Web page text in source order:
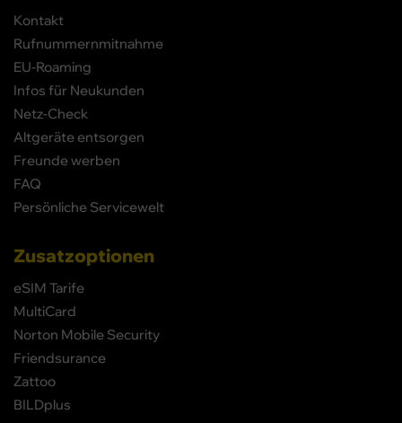
Kontakt
Rufnummernmitnahme
EU-Roaming
Infos für Neukunden
Netz-Check
Altgeräte entsorgen
Freunde werben
FAQ
Persönliche Servicewelt
Zusatzoptionen
eSIM Tarife
MultiCard
Norton Mobile Security
Friendsurance
Zattoo
BILDplus